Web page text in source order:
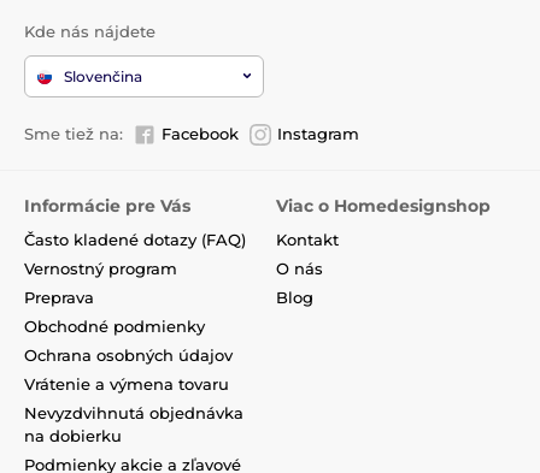
Kde nás nájdete
Slovenčina
Sme tiež na: Facebook Instagram
Informácie pre Vás
Často kladené dotazy (FAQ)
Vernostný program
Preprava
Obchodné podmienky
Ochrana osobných údajov
Vrátenie a výmena tovaru
Nevyzdvihnutá objednávka
na dobierku
Podmienky akcie a zľavové
Viac o Homedesignshop
Kontakt
O nás
Blog